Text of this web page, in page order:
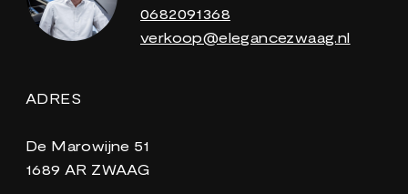
0682091368
verkoop@elegancezwaag.nl
ADRES
De Marowijne 51
1689 AR ZWAAG